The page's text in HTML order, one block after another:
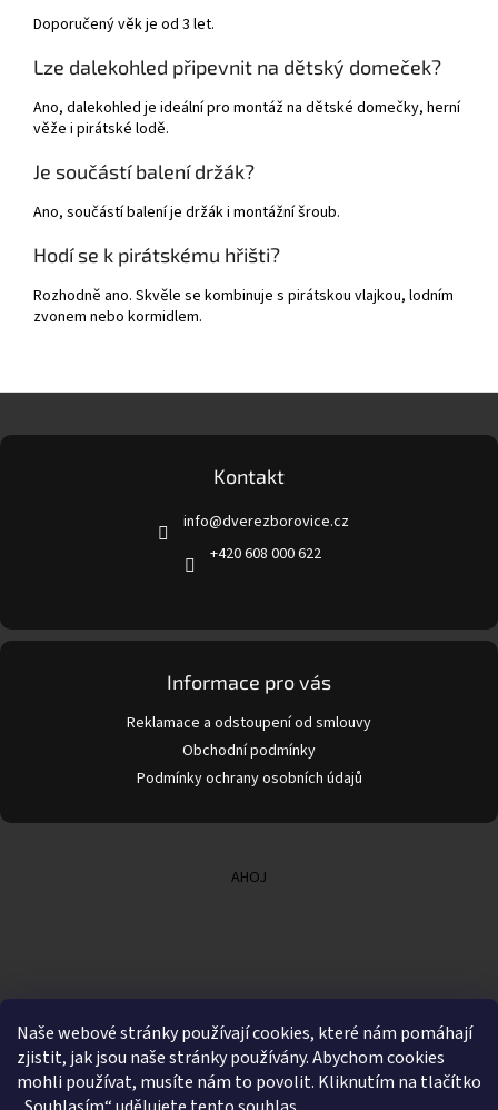
Naše webové stránky používají cookies, které nám pomáhají
zjistit, jak jsou naše stránky používány. Abychom cookies
mohli používat, musíte nám to povolit. Kliknutím na tlačítko
Doporučený věk je od 3 let.
Lze dalekohled připevnit na dětský domeček?
Ano, dalekohled je ideální pro montáž na dětské domečky, herní
věže i pirátské lodě.
Je součástí balení držák?
Ano, součástí balení je držák i montážní šroub.
Hodí se k pirátskému hřišti?
Rozhodně ano. Skvěle se kombinuje s pirátskou vlajkou, lodním
zvonem nebo kormidlem.
p
Kontakt
info@dverezborovice.cz
+420 608 000 622
Informace pro vás
Reklamace a odstoupení od smlouvy
Obchodní podmínky
Podmínky ochrany osobních údajů
AHOJ